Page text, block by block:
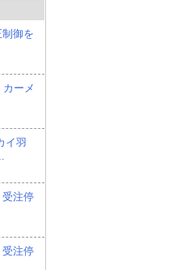
制御を
ーメ
イ羽
受注停
受注停